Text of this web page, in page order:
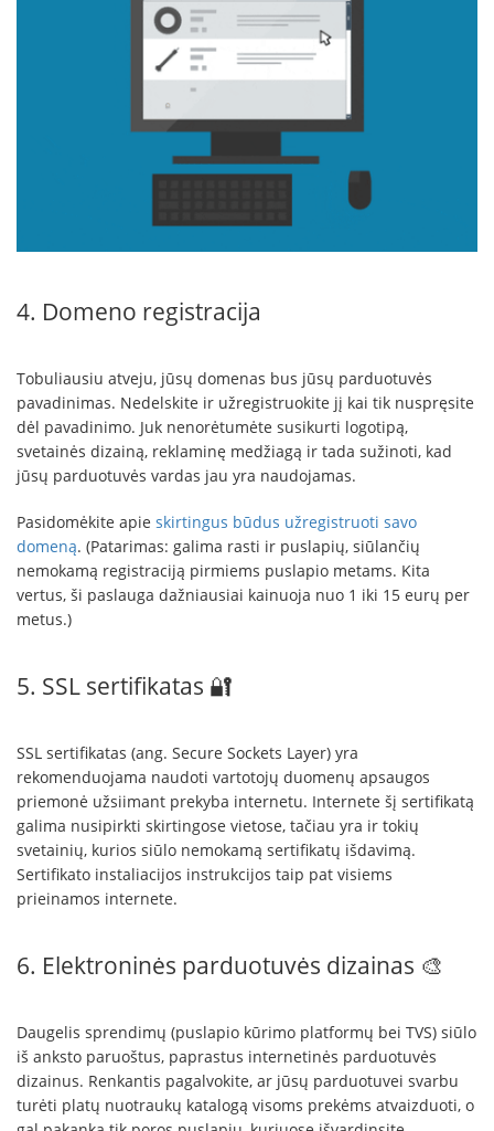
4. Domeno registracija
Tobuliausiu atveju, jūsų domenas bus jūsų parduotuvės
pavadinimas. Nedelskite ir užregistruokite jį kai tik nuspręsite
dėl pavadinimo. Juk nenorėtumėte susikurti logotipą,
svetainės dizainą, reklaminę medžiagą ir tada sužinoti, kad
jūsų parduotuvės vardas jau yra naudojamas.
Pasidomėkite apie skirtingus būdus užregistruoti savo
domeną. (Patarimas: galima rasti ir puslapių, siūlančių
nemokamą registraciją pirmiems puslapio metams. Kita
vertus, ši paslauga dažniausiai kainuoja nuo 1 iki 15 eurų per
metus.)
5. SSL sertifikatas 🔐
SSL sertifikatas (ang. Secure Sockets Layer) yra
rekomenduojama naudoti vartotojų duomenų apsaugos
priemonė užsiimant prekyba internetu. Internete šį sertifikatą
galima nusipirkti skirtingose vietose, tačiau yra ir tokių
svetainių, kurios siūlo nemokamą sertifikatų išdavimą.
Sertifikato instaliacijos instrukcijos taip pat visiems
prieinamos internete.
6. Elektroninės parduotuvės dizainas 🎨
Daugelis sprendimų (puslapio kūrimo platformų bei TVS) siūlo
iš anksto paruoštus, paprastus internetinės parduotuvės
dizainus. Renkantis pagalvokite, ar jūsų parduotuvei svarbu
turėti platų nuotraukų katalogą visoms prekėms atvaizduoti, o